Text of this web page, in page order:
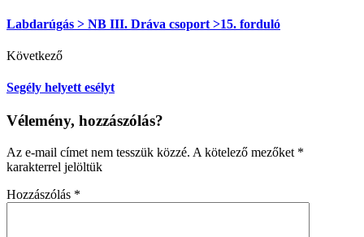
Labdarúgás > NB III. Dráva csoport >15. forduló
Következő
Segély helyett esélyt
Vélemény, hozzászólás?
Az e-mail címet nem tesszük közzé. A kötelező mezőket *
karakterrel jelöltük
Hozzászólás *